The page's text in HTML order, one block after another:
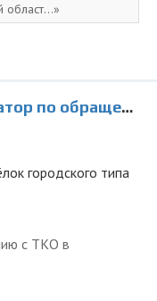
област...
с ТКО» в поселке Лух
городского типа
с ТКО в